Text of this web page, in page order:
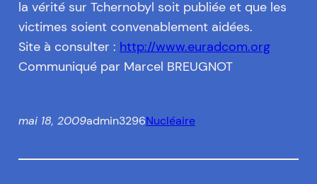
la vérité sur Tchernobyl soit publiée et que les
victimes soient convenablement aidées.
Site à consulter : http://www.euradcom.org
Communiqué par Marcel BREUGNOT
mai 18, 2009admin3296Nucléaire